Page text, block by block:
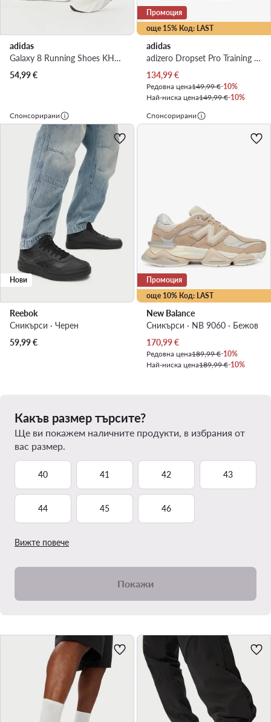
adidas
Galaxy 8 Running Shoes KH5609 · Маратонки за бягане
54,99€
още 15% Код: LAST
Промоция
adidas
adizero Dropset Pro Training Shoes KK1551 · Обувки за фитнес зала
Актуална цена
134,99€
Редовна цена149,99 €-10%
Най-ниска цена149,99 €-10%
Спонсорирани
Нови
Reebok
Сникърси · Черен
59,99€
Спонсорирани
още 10% Код: LAST
Промоция
New Balance
Сникърси · NB 9060 · Бежов
Актуална цена
170,99€
Редовна цена189,99 €-10%
Най-ниска цена189,99 €-10%
Какъв размер търсите?
Ще ви покажем наличните продукти, в избрания от
вас размер.
40 41 42 43
44 45 46
Вижте повече
Покажи